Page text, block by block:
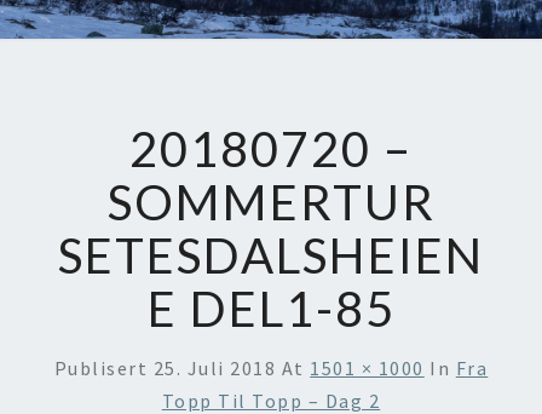
20180720 –
SOMMERTUR
SETESDALSHEIEN
E DEL1-85
Publisert 25. Juli 2018 At 1501 × 1000 In Fra
Topp Til Topp – Dag 2